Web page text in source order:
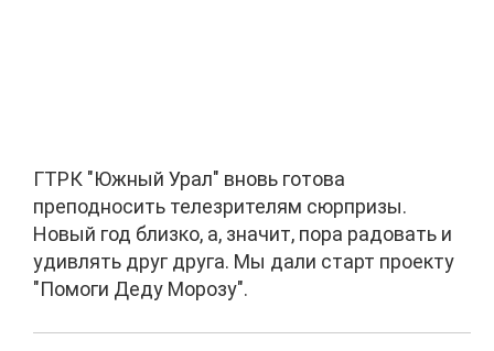
ГТРК "Южный Урал" вновь готова
преподносить телезрителям сюрпризы.
Новый год близко, а, значит, пора радовать и
удивлять друг друга. Мы дали старт проекту
"Помоги Деду Морозу".